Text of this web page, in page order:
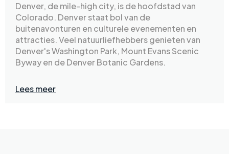
Denver, de mile-high city, is de hoofdstad van
Colorado. Denver staat bol van de
buitenavonturen en culturele evenementen en
attracties. Veel natuurliefhebbers genieten van
Denver's Washington Park, Mount Evans Scenic
Byway en de Denver Botanic Gardens.
Lees meer